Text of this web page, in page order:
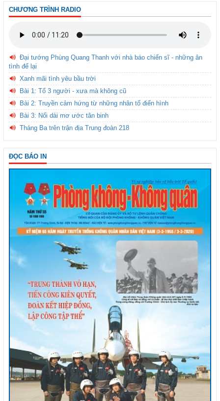
CHƯƠNG TRÌNH RADIO
Đại tướng Phùng Quang Thanh với nhà báo chiến sĩ - những ân
tình để lại
Xanh mãi tình yêu bầu trời
Bài 1: Tổ 3 người - xưa mà không cũ
Bài 2: Truyền cảm hứng từ những nhân tố điển hình
Bài 3: Nối dài mơ ước tân binh
Tháng Ba trên trận địa Trung đoàn 218
ĐỌC BÁO IN